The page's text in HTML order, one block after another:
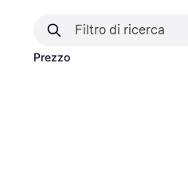
Prezzo